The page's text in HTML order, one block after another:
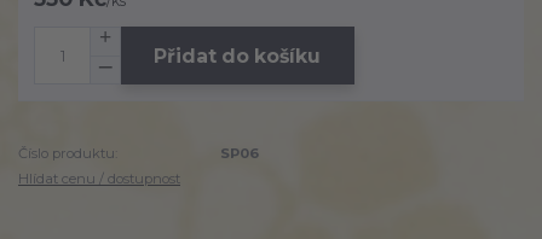
Přidat do košíku
Číslo produktu:
SP06
Hlídat cenu / dostupnost